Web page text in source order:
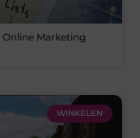
Marketing
WINKELEN